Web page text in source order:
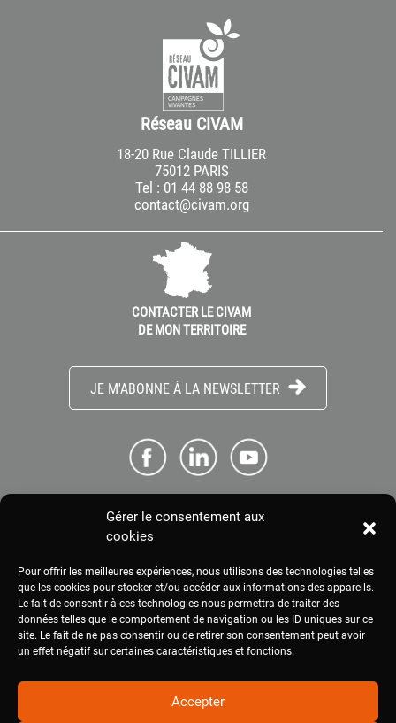
Gérer le consentement aux
cookies
Pour offrir les meilleures expériences, nous utilisons des technologies telles
que les cookies pour stocker et/ou accéder aux informations des appareils.
Le fait de consentir à ces technologies nous permettra de traiter des
données telles que le comportement de navigation ou les ID uniques sur ce
site. Le fait de ne pas consentir ou de retirer son consentement peut avoir
un effet négatif sur certaines caractéristiques et fonctions.
Accepter
Réseau CIVAM
18-20 Rue Claude TILLIER
75012 PARIS
Tel : 01 44 88 98 58
contact@civam.org
CONTACTER LE CIVAM
DE MON TERRITOIRE
JE M'ABONNE À LA NEWSLETTER
ME CONNECTER
ESPACE PRESSE
MENTIONS LÉGALES